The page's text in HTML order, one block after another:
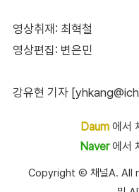
영상취재: 최혁철
영상편집: 변은민
강유현 기자
Daum에서
Naver에서
Copyright Ⓒ 채널A. All